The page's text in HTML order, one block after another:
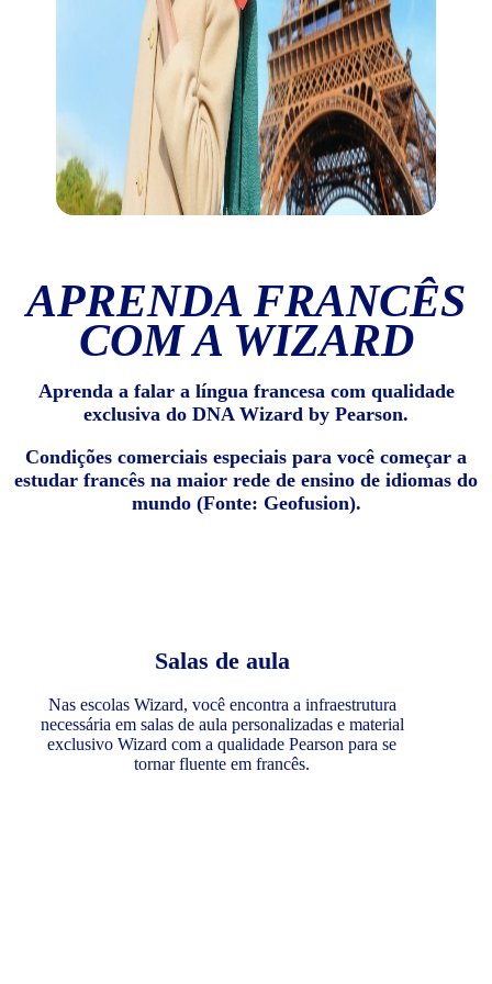
APRENDA FRANCÊS
COM A WIZARD
Aprenda a falar a língua francesa com qualidade
exclusiva do DNA Wizard by Pearson.
Condições comerciais especiais para você começar a
estudar francês na maior rede de ensino de idiomas do
mundo (Fonte: Geofusion).
Salas de aula
Nas escolas Wizard, você encontra a infraestrutura
necessária em salas de aula personalizadas e material
exclusivo Wizard com a qualidade Pearson para se
tornar fluente em francês.